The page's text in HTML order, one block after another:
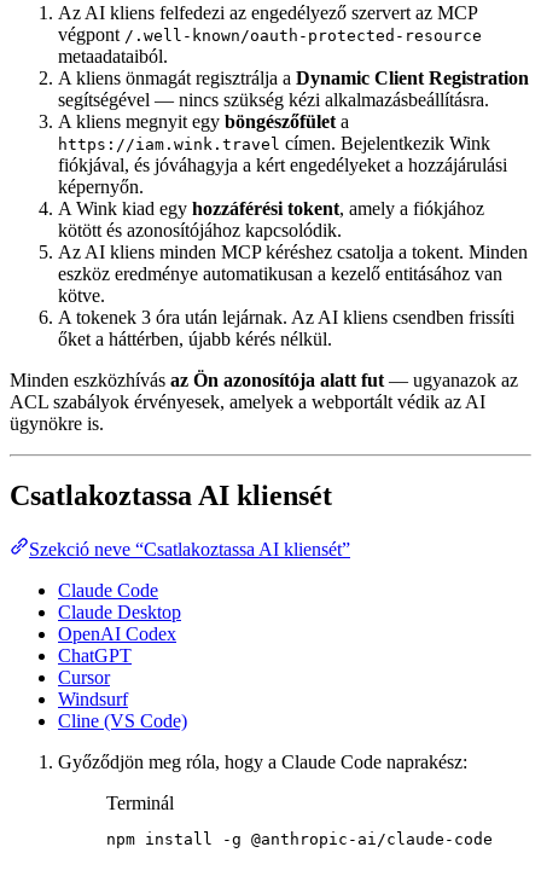
Az AI kliens felfedezi az engedélyező szervert az MCP
végpont /.well-known/oauth-protected-resource
metaadataiból.
A kliens önmagát regisztrálja a Dynamic Client Registration
segítségével — nincs szükség kézi alkalmazásbeállításra.
A kliens megnyit egy böngészőfület a
https://iam.wink.travel címen. Bejelentkezik Wink
fiókjával, és jóváhagyja a kért engedélyeket a hozzájárulási
képernyőn.
A Wink kiad egy hozzáférési tokent, amely a fiókjához
kötött és azonosítójához kapcsolódik.
Az AI kliens minden MCP kéréshez csatolja a tokent. Minden
eszköz eredménye automatikusan a kezelő entitásához van
kötve.
A tokenek 3 óra után lejárnak. Az AI kliens csendben frissíti
őket a háttérben, újabb kérés nélkül.
Minden eszközhívás az Ön azonosítója alatt fut — ugyanazok az
ACL szabályok érvényesek, amelyek a webportált védik az AI
ügynökre is.
Csatlakoztassa AI kliensét
Szekció neve “Csatlakoztassa AI kliensét”
Claude Code
Claude Desktop
OpenAI Codex
ChatGPT
Cursor
Windsurf
Cline (VS Code)
Győződjön meg róla, hogy a Claude Code naprakész:
Terminál
npm install -g @anthropic-ai/claude-code